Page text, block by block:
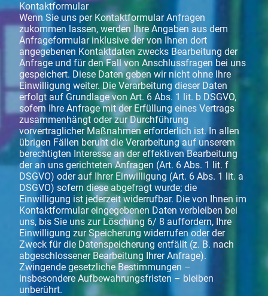
Kontaktformular
Wenn Sie uns per Kontaktformular Anfragen
zukommen lassen, werden Ihre Angaben aus dem
Anfrageformular inklusive der von Ihnen dort
angegebenen Kontaktdaten zwecks Bearbeitung der
Anfrage und für den Fall von Anschlussfragen bei uns
gespeichert. Diese Daten geben wir nicht ohne Ihre
Einwilligung weiter. Die Verarbeitung dieser Daten
erfolgt auf Grundlage von Art. 6 Abs. 1 lit. b DSGVO,
sofern Ihre Anfrage mit der Erfüllung eines Vertrags
zusammenhängt oder zur Durchführung
vorvertraglicher Maßnahmen erforderlich ist. In allen
übrigen Fällen beruht die Verarbeitung auf unserem
berechtigten Interesse an der effektiven Bearbeitung
der an uns gerichteten Anfragen (Art. 6 Abs. 1 lit. f
DSGVO) oder auf Ihrer Einwilligung (Art. 6 Abs. 1 lit. a
DSGVO) sofern diese abgefragt wurde; die
Einwilligung ist jederzeit widerrufbar. Die von Ihnen im
Kontaktformular eingegebenen Daten verbleiben bei
uns, bis Sie uns zur Löschung 6/ 8 auffordern, Ihre
Einwilligung zur Speicherung widerrufen oder der
Zweck für die Datenspeicherung entfällt (z. B. nach
abgeschlossener Bearbeitung Ihrer Anfrage).
Zwingende gesetzliche Bestimmungen –
insbesondere Aufbewahrungsfristen – bleiben
unberührt.